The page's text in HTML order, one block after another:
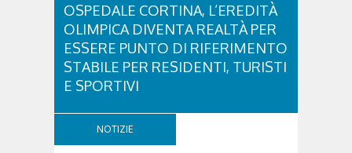
OSPEDALE CORTINA, L’EREDITÀ
OLIMPICA DIVENTA REALTÀ PER
ESSERE PUNTO DI RIFERIMENTO
STABILE PER RESIDENTI, TURISTI
E SPORTIVI
territorio dolomitico. Ospedale Cortina -
struttura parte di GVM Care & Research che durante i
NOTIZIE